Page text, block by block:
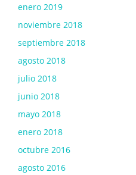
enero 2019
noviembre 2018
septiembre 2018
agosto 2018
julio 2018
junio 2018
mayo 2018
enero 2018
octubre 2016
agosto 2016